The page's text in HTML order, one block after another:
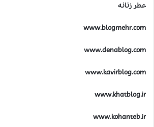
عطر زنانه
www.blogmehr.com
www.denablog.com
www.kavirblog.com
www.khatblog.ir
www.kohanteb.ir